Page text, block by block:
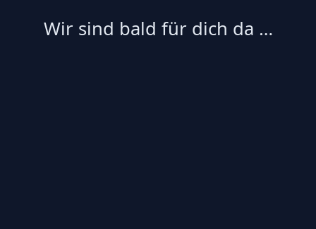
Wir sind bald für dich da …